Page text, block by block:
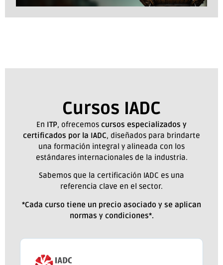
Cursos IADC
En ITP, ofrecemos cursos especializados y
certificados por la IADC, diseñados para brindarte
una formación integral y alineada con los
estándares internacionales de la industria.
Sabemos que la certificación IADC es una
referencia clave en el sector.
*Cada curso tiene un precio asociado y se aplican
normas y condiciones*.